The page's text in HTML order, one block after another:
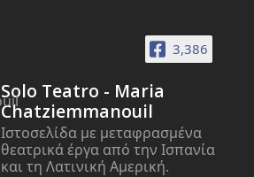
3,386
Solo Teatro - Maria
Chatziemmanouil
Ιστοσελίδα με μεταφρασμένα
θεατρικά έργα από την Ισπανία
και τη Λατινική Αμερική.